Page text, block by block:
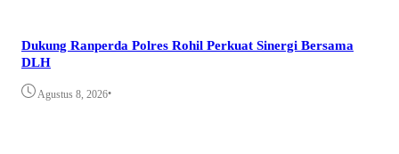
Dukung Ranperda Polres Rohil Perkuat Sinergi Bersama
DLH
Agustus 8, 2026•